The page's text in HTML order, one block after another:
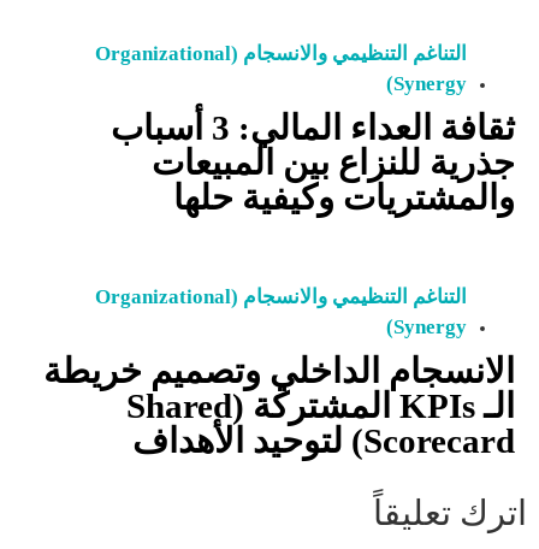
التناغم التنظيمي والانسجام (Organizational
Synergy)
ثقافة العداء المالي: 3 أسباب
جذرية للنزاع بين المبيعات
والمشتريات وكيفية حلها
التناغم التنظيمي والانسجام (Organizational
Synergy)
الانسجام الداخلي وتصميم خريطة
الـ KPIs المشتركة (Shared
Scorecard) لتوحيد الأهداف
اترك تعليقاً